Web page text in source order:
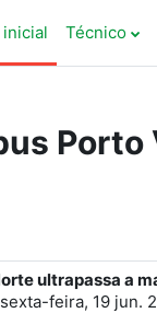
inicial
Técnico
ultrapassa a
sexta-feira, 19 jun.